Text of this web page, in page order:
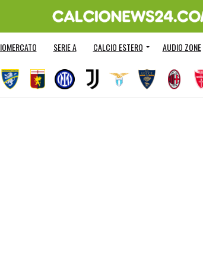
SERIE A CALCIO ESTERO AUDIO ZONE